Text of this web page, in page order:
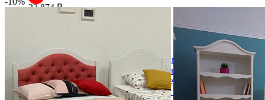
23 874 ₽
Спальня
Деревянные кровати с подъемным механизмом
Кровати односпальные с подъемным механизмом
Кровати двуспальные с подъемным механизмом
Кровати полутороспальные с подъемным